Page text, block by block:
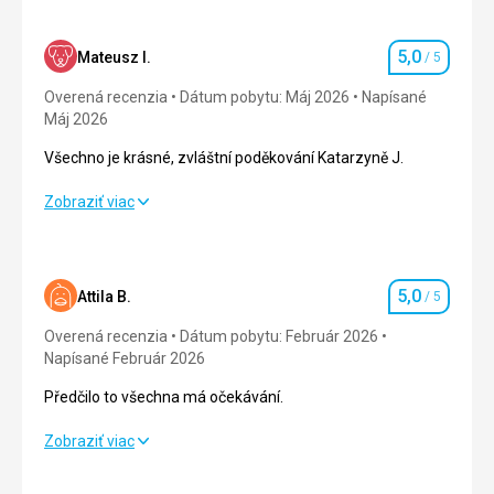
Mateusz I. Hodnotenie
5,0 / 5
Overená recenzia Dátum pobytu: Máj 2026
Napísané
Máj 2026
Všechno je krásné, zvláštní poděkování Katarzyně J.
Všechno je krásné, zvláštní poděkování Katarzyně J.
Ubytovanie 5,0/ 5
Okolie
Zobraziť viac
Attila B. Hodnotenie
5,0 / 5
Overená recenzia
Dátum pobytu: Február 2026
Napísané Február 2026
Předčilo to všechna má očekávání.
Předčilo to všechna má očekávání.
Zobraziť viac